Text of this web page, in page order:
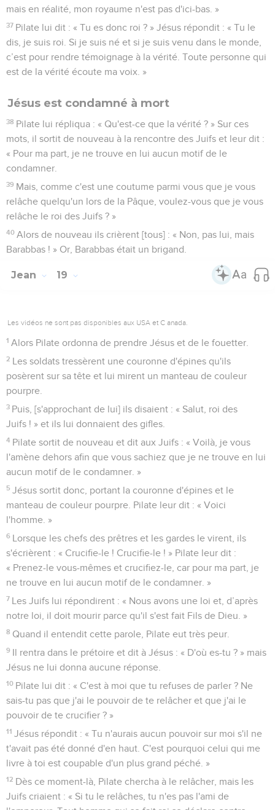
mais en réalité, mon royaume n'est pas d'ici-bas. »
37 Pilate lui dit : « Tu es donc roi ? » Jésus répondit : « Tu le
dis, je suis roi. Si je suis né et si je suis venu dans le monde,
c’est pour rendre témoignage à la vérité. Toute personne qui
est de la vérité écoute ma voix. »
Jésus est condamné à mort
38 Pilate lui répliqua : « Qu'est-ce que la vérité ? » Sur ces
mots, il sortit de nouveau à la rencontre des Juifs et leur dit :
« Pour ma part, je ne trouve en lui aucun motif de le
condamner.
39 Mais, comme c'est une coutume parmi vous que je vous
relâche quelqu'un lors de la Pâque, voulez-vous que je vous
relâche le roi des Juifs ? »
40 Alors de nouveau ils crièrent [tous] : « Non, pas lui, mais
Barabbas ! » Or, Barabbas était un brigand.
Jean 19
Les vidéos ne sont pas disponibles aux USA et C anada.
1 Alors Pilate ordonna de prendre Jésus et de le fouetter.
2 Les soldats tressèrent une couronne d'épines qu'ils
posèrent sur sa tête et lui mirent un manteau de couleur
pourpre.
3 Puis, [s'approchant de lui] ils disaient : « Salut, roi des
Juifs ! » et ils lui donnaient des gifles.
4 Pilate sortit de nouveau et dit aux Juifs : « Voilà, je vous
l'amène dehors afin que vous sachiez que je ne trouve en lui
aucun motif de le condamner. »
5 Jésus sortit donc, portant la couronne d'épines et le
manteau de couleur pourpre. Pilate leur dit : « Voici
l'homme. »
6 Lorsque les chefs des prêtres et les gardes le virent, ils
s'écrièrent : « Crucifie-le ! Crucifie-le ! » Pilate leur dit :
« Prenez-le vous-mêmes et crucifiez-le, car pour ma part, je
ne trouve en lui aucun motif de le condamner. »
7 Les Juifs lui répondirent : « Nous avons une loi et, d’après
notre loi, il doit mourir parce qu'il s'est fait Fils de Dieu. »
8 Quand il entendit cette parole, Pilate eut très peur.
9 Il rentra dans le prétoire et dit à Jésus : « D'où es-tu ? » mais
Jésus ne lui donna aucune réponse.
10 Pilate lui dit : « C'est à moi que tu refuses de parler ? Ne
sais-tu pas que j'ai le pouvoir de te relâcher et que j'ai le
pouvoir de te crucifier ? »
11 Jésus répondit : « Tu n'aurais aucun pouvoir sur moi s'il ne
t'avait pas été donné d'en haut. C'est pourquoi celui qui me
livre à toi est coupable d'un plus grand péché. »
12 Dès ce moment-là, Pilate chercha à le relâcher, mais les
Juifs criaient : « Si tu le relâches, tu n'es pas l'ami de